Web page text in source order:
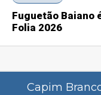
Fuguetão Baiano
Folia 2026
Capim